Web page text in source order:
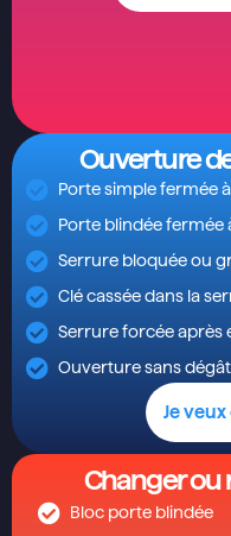
Ouverture
Porte simple fermée
Porte blindée fermée
Serrure bloquée ou
Clé cassée dans la
Serrure forcée après
Ouverture sans
Je
Changer
Bloc porte blindée